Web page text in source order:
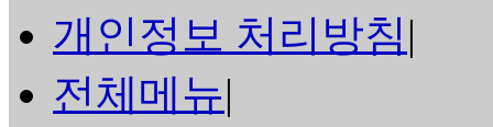
개인정보 처리방침 |
전체메뉴|